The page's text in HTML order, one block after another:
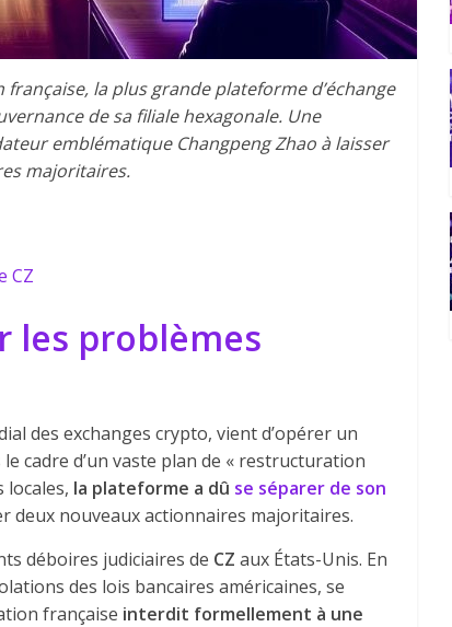
la plus grande plateforme d’échange
de sa filiale hexagonale. Une
emblématique Changpeng Zhao à laisser
majoritaires.
CZ
les problèmes
des exchanges crypto, vient d’opérer un
cadre d’un vaste plan de « restructuration
locales, la plateforme a dû se séparer de son
deux nouveaux actionnaires majoritaires.
déboires judiciaires de CZ aux États-Unis. En
des lois bancaires américaines, se
française interdit formellement à une